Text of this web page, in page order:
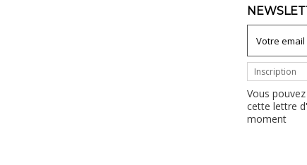
Inscription
Vous
cette lettre
moment